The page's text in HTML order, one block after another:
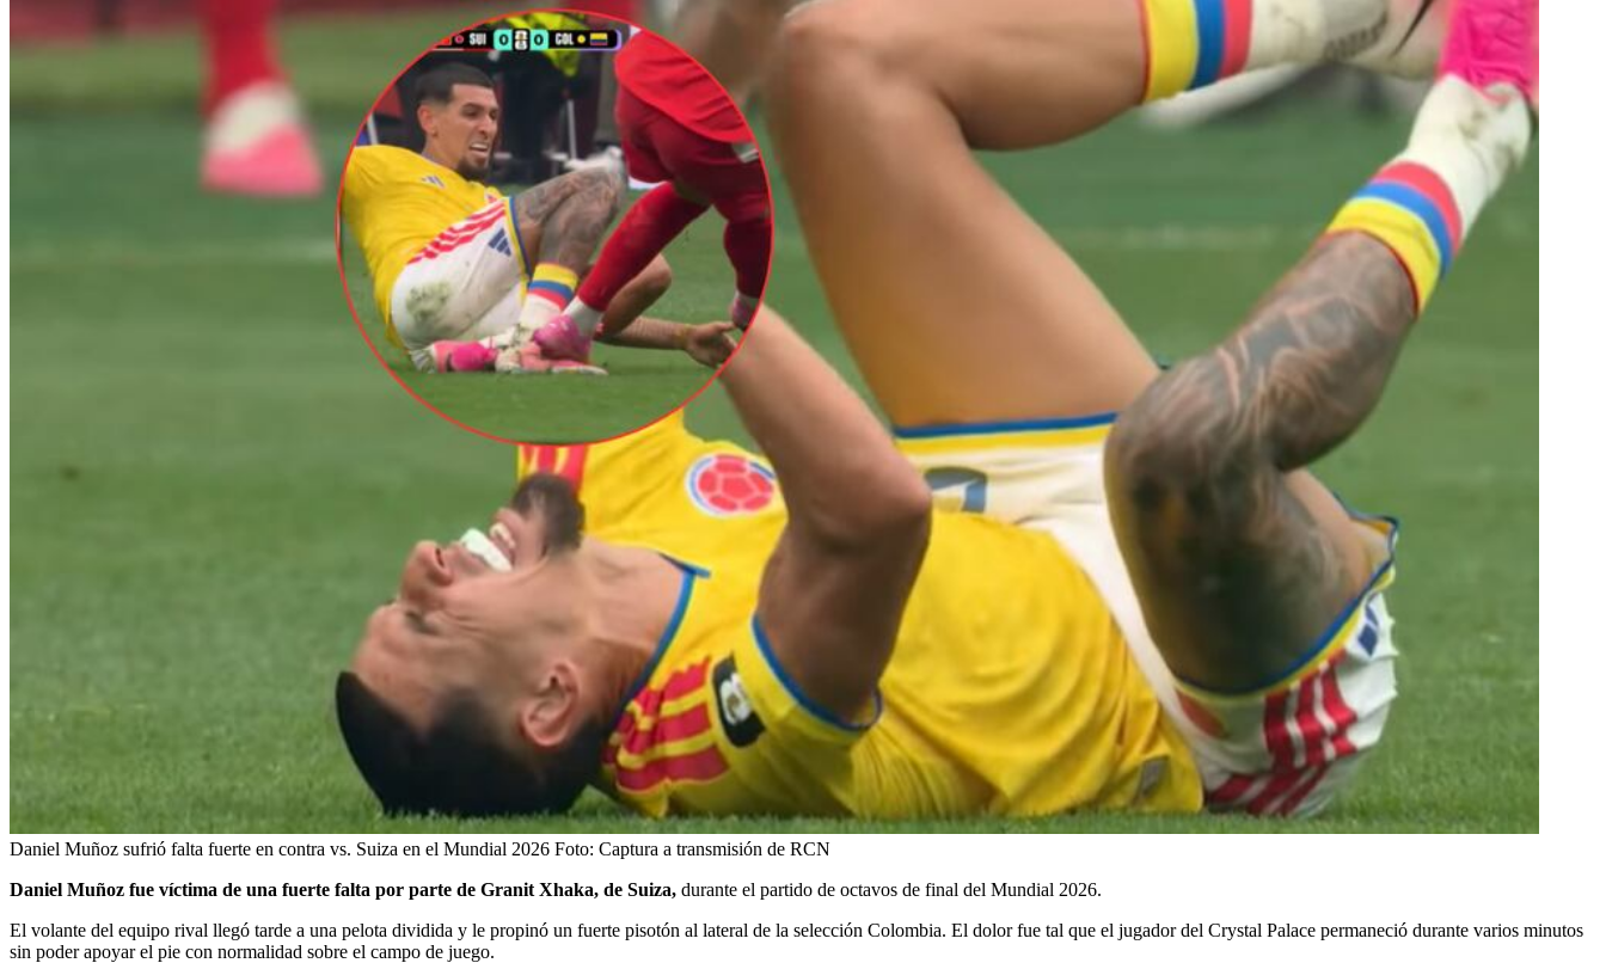
Daniel Muñoz sufrió falta fuerte en contra vs. Suiza en el Mundial 2026 Foto: Captura a transmisión de RCN
Daniel Muñoz fue víctima de una fuerte falta por parte de Granit Xhaka, de Suiza, durante el partido de octavos de final del Mundial 2026.
El volante del equipo rival llegó tarde a una pelota dividida y le propinó un fuerte pisotón al lateral de la selección Colombia. El dolor fue tal que el jugador del Crystal Palace permaneció durante varios minutos
sin poder apoyar el pie con normalidad sobre el campo de juego.